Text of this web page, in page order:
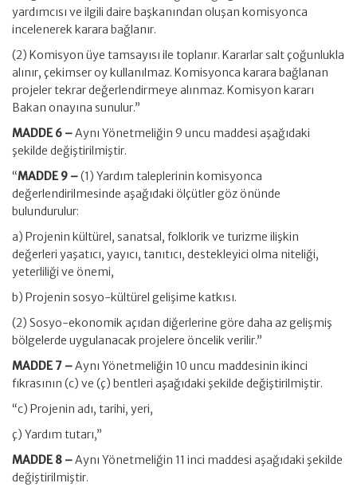
yardımcısı ve ilgili daire başkanından oluşan komisyonca
incelenerek karara bağlanır.
(2) Komisyon üye tamsayısı ile toplanır. Kararlar salt çoğunlukla
alınır, çekimser oy kullanılmaz. Komisyonca karara bağlanan
projeler tekrar değerlendirmeye alınmaz. Komisyon kararı
Bakan onayına sunulur.”
MADDE 6 –Aynı Yönetmeliğin 9 uncu maddesi aşağıdaki
şekilde değiştirilmiştir.
“MADDE 9 –(1) Yardım taleplerinin komisyonca
değerlendirilmesinde aşağıdaki ölçütler göz önünde
bulundurulur:
a) Projenin kültürel, sanatsal, folklorik ve turizme ilişkin
değerleri yaşatıcı, yayıcı, tanıtıcı, destekleyici olma niteliği,
yeterliliği ve önemi,
b) Projenin sosyo-kültürel gelişime katkısı.
(2) Sosyo-ekonomik açıdan diğerlerine göre daha az gelişmiş
bölgelerde uygulanacak projelere öncelik verilir.”
MADDE 7 –Aynı Yönetmeliğin 10 uncu maddesinin ikinci
fıkrasının (c) ve (ç) bentleri aşağıdaki şekilde değiştirilmiştir.
“c) Projenin adı, tarihi, yeri,
ç) Yardım tutarı,”
MADDE 8 –Aynı Yönetmeliğin 11 inci maddesi aşağıdaki şekilde
değiştirilmiştir.